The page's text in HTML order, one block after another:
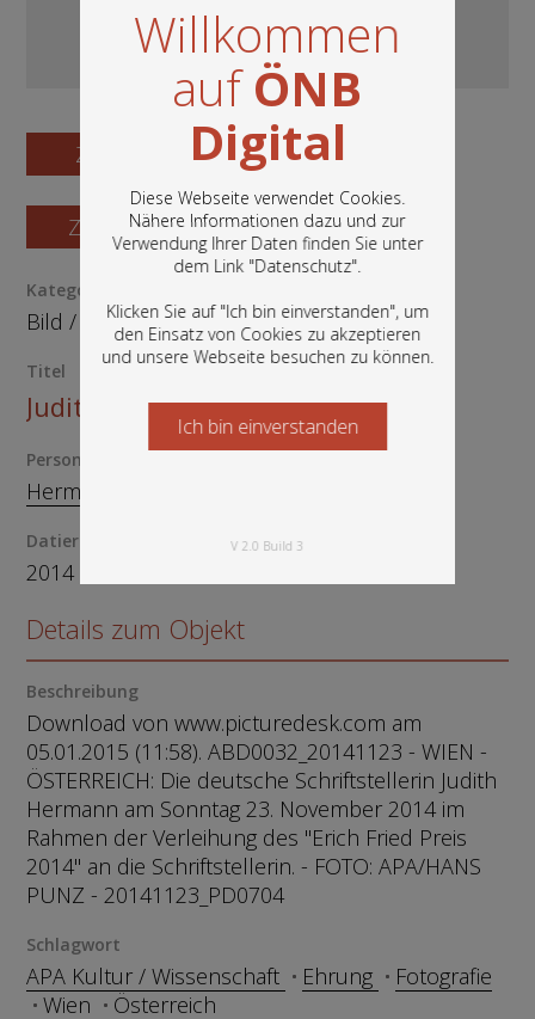
Willkommen
aufÖNB
Digital
Diese Webseite verwendet Cookies.
Nähere Informationen dazu und zur
Verwendung Ihrer Daten finden Sie unter
dem Link "Datenschutz".
Klicken Sie auf "Ich bin einverstanden", um
den Einsatz von Cookies zu akzeptieren
und unsere Webseite besuchen zu können.
In diesem Portal finden Sie die digitalen
Bestände der Österreichischen
Nationalbibliothek: Bücher, Fotografien,
Grafiken und vieles mehr.
Ich bin einverstanden
Starten Sie jetzt
V 2.0 Build 3
Zum Digitalisat
Zum Katalogisat
Kategorie / Medientyp
Bild/ Fotografie
Titel
Judith Hermann
Person
Hermann, Judith, 1970-
Datierung
2014 · 23.11.2014
Details zum Objekt
Beschreibung
Download von www.picturedesk.com am
05.01.2015 (11:58). ABD0032_20141123 - WIEN -
ÖSTERREICH: Die deutsche Schriftstellerin Judith
Hermann am Sonntag 23. November 2014 im
Rahmen der Verleihung des "Erich Fried Preis
2014" an die Schriftstellerin. - FOTO: APA/HANS
PUNZ - 20141123_PD0704
Schlagwort
APA Kultur / Wissenschaft Ehrung
Fotografie
Wien
Österreich